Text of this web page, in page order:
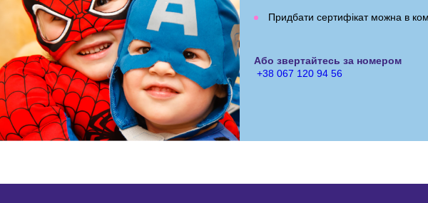
Придбати сертифікат можна в
Або звертайтесь за номером
+38 067 120 94 56